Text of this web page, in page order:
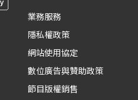
業務服務
隱私權政策
網站使用協定
數位廣告與贊助政策
節目版權銷售